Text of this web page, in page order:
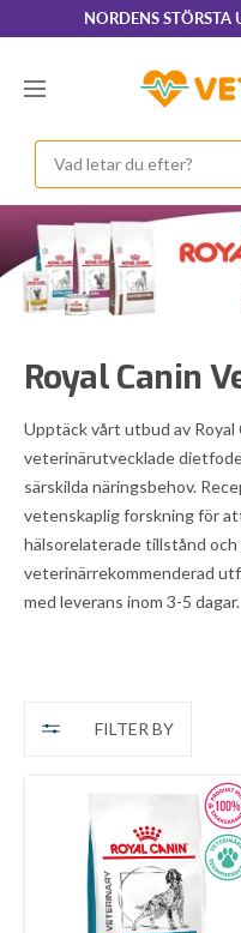
till
NORDENS STÖRSTA
Navigering
VetaPet.com
Royal Canin
Upptäck vårt utbud av
veterinärutvecklade
särskilda näringsbehov.
vetenskaplig forskning för
hälsorelaterade tillstånd och
veterinärrekommenderad
med leverans inom 3-5 dagar.
FILTER BY